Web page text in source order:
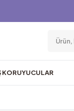
KORUYUCULAR